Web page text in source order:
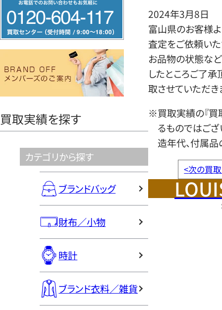
リ
ー
ヤ
買取実績を探す
カテゴリから探す
ブランドバッグ
財布／小物
時計
ブランド衣料／雑貨
2024年3月8日
富山県のお客様よ
査定をご依頼いた
お品物の状態など
したところご了
取させていただき
※買取実績の『買
るものではござ
造年代、付属品
<次の買